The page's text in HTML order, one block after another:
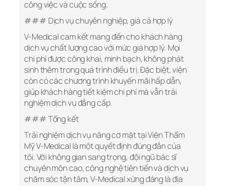
công việc và cuộc sống.
### Dịch vụ chuyên nghiệp, giá cả hợp lý
V-Medical cam kết mang đến cho khách hàng
dịch vụ chất lượng cao với mức giá hợp lý. Mọi
chi phí được công khai, minh bạch, không phát
sinh thêm trong quá trình điều trị. Đặc biệt, viện
còn có các chương trình khuyến mãi hấp dẫn,
giúp khách hàng tiết kiệm chi phí mà vẫn trải
nghiệm dịch vụ đẳng cấp.
### Tổng kết
Trải nghiệm dịch vụ nâng cơ mặt tại Viện Thẩm
Mỹ V-Medical là một quyết định đúng đắn của
tôi. Với không gian sang trọng, đội ngũ bác sĩ
chuyên môn cao, công nghệ tiên tiến và dịch vụ
chăm sóc tận tâm, V-Medical xứng đáng là địa